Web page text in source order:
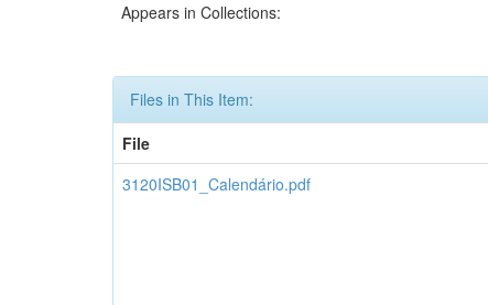
Appears in Collections:
Files in This Item:
File
3120ISB01_Calendário.pdf